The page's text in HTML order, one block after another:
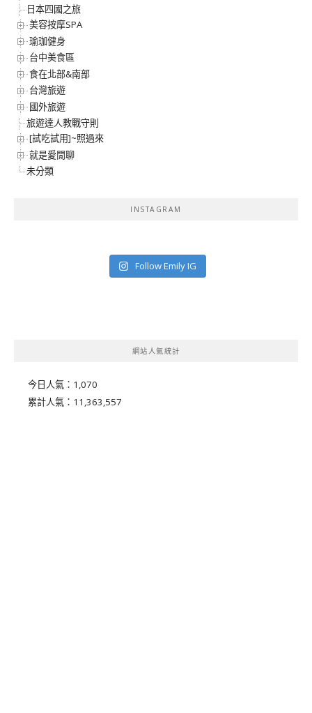
日本四國之旅
美容按摩SPA
瑜珈健身
台中美食區
食在北部&南部
台灣旅遊
國外旅遊
旅遊達人教戰守則
[試吃試用]~照過來
就是愛閒聊
未分類
INSTAGRAM
Follow Emily IG
網站人氣統計
今日人氣： 1,070
累計人氣： 11,363,557